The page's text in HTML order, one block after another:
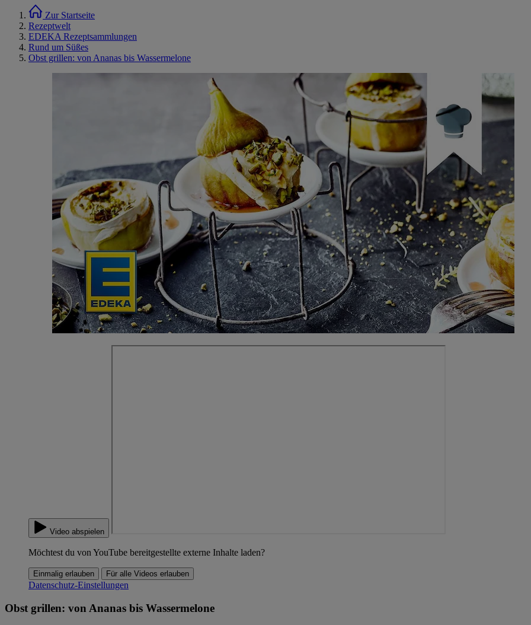
Zur Startseite
Rezeptwelt
EDEKA Rezeptsammlungen
Rund um Süßes
Obst grillen: von Ananas bis Wassermelone
Video abspielen
Möchtest du von YouTube bereitgestellte externe Inhalte laden?
Einmalig erlauben Für alle Videos erlauben
Datenschutz-Einstellungen
Obst grillen: von Ananas bis Wassermelone